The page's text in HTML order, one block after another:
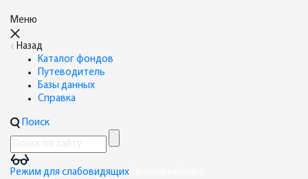
Меню
Назад
Каталог фондов
Путеводитель
Базы данных
Справка
Поиск
Режим для слабовидящих